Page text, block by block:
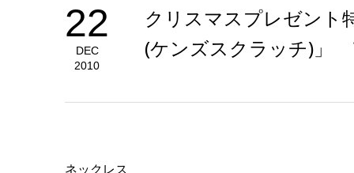
22
DEC
2010
クリスマスプレゼン
(ケンズスクラッチ)」
ネックレス